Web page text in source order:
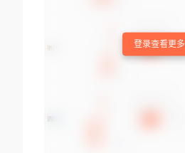
登录查看更多